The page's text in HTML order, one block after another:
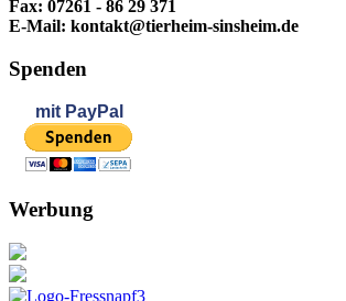
Fax: 07261 - 86 29 371
E-Mail: kontakt@tierheim-sinsheim.de
Spenden
mit PayPal
Werbung